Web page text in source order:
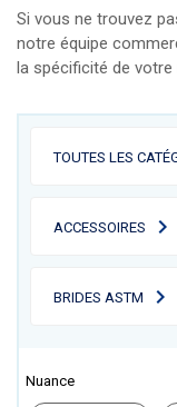
Si vous ne trouvez
notre équipe
la spécificité de votre
TOUTES LES
ACCESSOIRES
BRIDES ASTM
Nuance